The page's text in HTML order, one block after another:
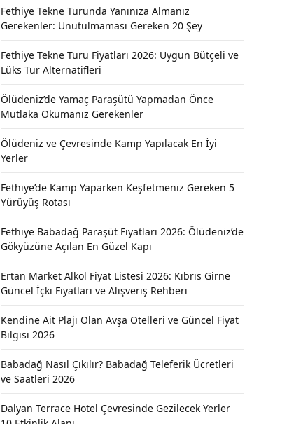
Fethiye Tekne Turunda Yanınıza Almanız
Gerekenler: Unutulmaması Gereken 20 Şey
Fethiye Tekne Turu Fiyatları 2026: Uygun Bütçeli ve
Lüks Tur Alternatifleri
Ölüdeniz’de Yamaç Paraşütü Yapmadan Önce
Mutlaka Okumanız Gerekenler
Ölüdeniz ve Çevresinde Kamp Yapılacak En İyi
Yerler
Fethiye’de Kamp Yaparken Keşfetmeniz Gereken 5
Yürüyüş Rotası
Fethiye Babadağ Paraşüt Fiyatları 2026: Ölüdeniz’de
Gökyüzüne Açılan En Güzel Kapı
Ertan Market Alkol Fiyat Listesi 2026: Kıbrıs Girne
Güncel İçki Fiyatları ve Alışveriş Rehberi
Kendine Ait Plajı Olan Avşa Otelleri ve Güncel Fiyat
Bilgisi 2026
Babadağ Nasıl Çıkılır? Babadağ Teleferik Ücretleri
ve Saatleri 2026
Dalyan Terrace Hotel Çevresinde Gezilecek Yerler